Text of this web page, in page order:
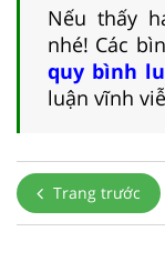
Nếu thấy
nhé! Các
quy bình
luận vĩnh
Trang trước